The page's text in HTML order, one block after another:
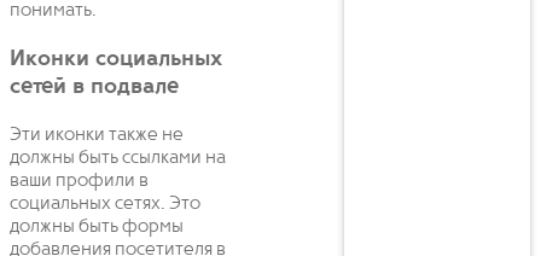
понимать.
Иконки социальных
сетей в подвале
Эти иконки также не
должны быть ссылками на
ваши профили в
социальных сетях. Это
должны быть формы
добавления посетителя в